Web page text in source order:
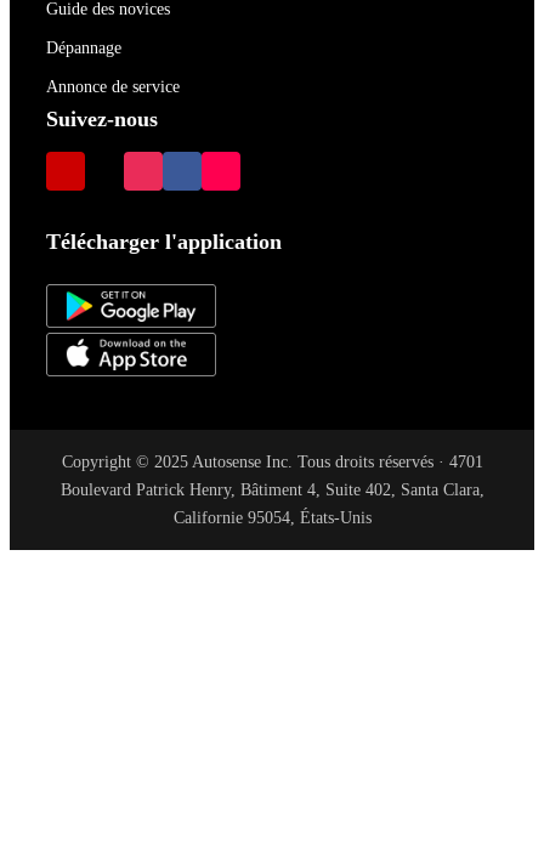
Guide des novices
Dépannage
Annonce de service
Suivez-nous
Télécharger l'application
Copyright © 2025 Autosense Inc. Tous droits réservés · 4701
Boulevard Patrick Henry, Bâtiment 4, Suite 402, Santa Clara,
Californie 95054, États-Unis